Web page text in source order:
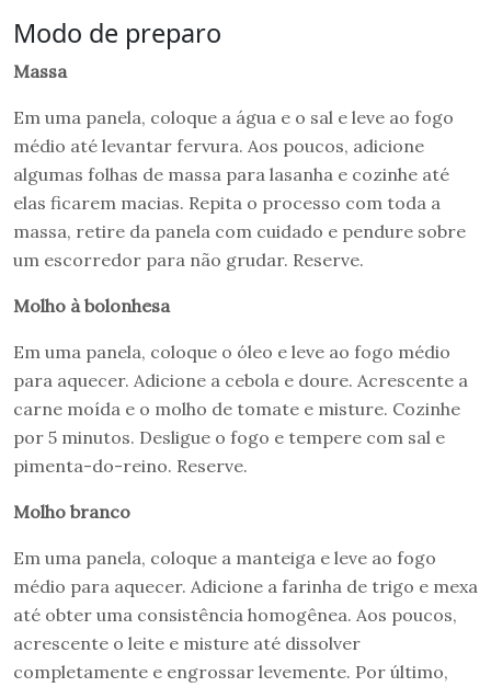
Modo de preparo
Massa
Em uma panela, coloque a água e o sal e leve ao fogo
médio até levantar fervura. Aos poucos, adicione
algumas folhas de massa para lasanha e cozinhe até
elas ficarem macias. Repita o processo com toda a
massa, retire da panela com cuidado e pendure sobre
um escorredor para não grudar. Reserve.
Molho à bolonhesa
Em uma panela, coloque o óleo e leve ao fogo médio
para aquecer. Adicione a cebola e doure. Acrescente a
carne moída e o molho de tomate e misture. Cozinhe
por 5 minutos. Desligue o fogo e tempere com sal e
pimenta-do-reino. Reserve.
Molho branco
Em uma panela, coloque a manteiga e leve ao fogo
médio para aquecer. Adicione a farinha de trigo e mexa
até obter uma consistência homogênea. Aos poucos,
acrescente o leite e misture até dissolver
completamente e engrossar levemente. Por último,